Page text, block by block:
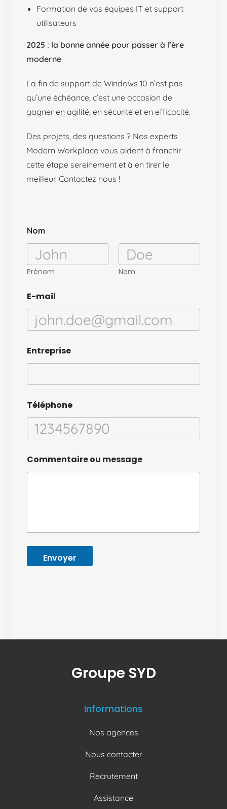
Formation de vos équipes IT et support
utilisateurs
2025 : la bonne année pour passer à l’ère
moderne
La fin de support de Windows 10 n’est pas
qu’une échéance, c’est une occasion de
gagner en agilité, en sécurité et en efficacité.
Des projets, des questions ? Nos experts
Modern Workplace vous aident à franchir
cette étape sereinement et à en tirer le
meilleur. Contactez nous !
o
m
e
n
a
i
r
*
Nom
Prénom Nom
E-mail
Entreprise
Téléphone
Commentaire ou message
Envoyer
Groupe SYD
Informations
Nos agences
Nous contacter
Recrutement
Assistance